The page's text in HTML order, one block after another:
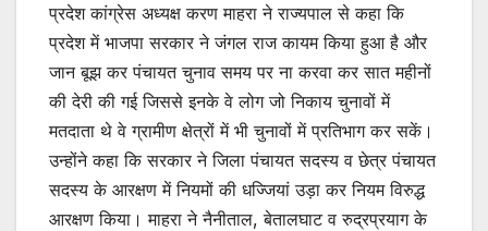
प्रदेश कांग्रेस अध्यक्ष करण माहरा ने राज्यपाल से कहा कि
प्रदेश में भाजपा सरकार ने जंगल राज कायम किया हुआ है और
जान बूझ कर पंचायत चुनाव समय पर ना करवा कर सात महीनों
की देरी की गई जिससे इनके वे लोग जो निकाय चुनावों में
मतदाता थे वे ग्रामीण क्षेत्रों में भी चुनावों में प्रतिभाग कर सकें।
उन्होंने कहा कि सरकार ने जिला पंचायत सदस्य व छेत्र पंचायत
सदस्य के आरक्षण में नियमों की धज्जियां उड़ा कर नियम विरुद्ध
आरक्षण किया। माहरा ने नैनीताल, बेतालघाट व रुद्रप्रयाग के